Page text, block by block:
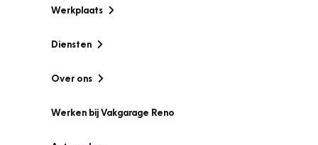
Werkplaats
Diensten
Over ons
Werken bij Vakgarage Reno